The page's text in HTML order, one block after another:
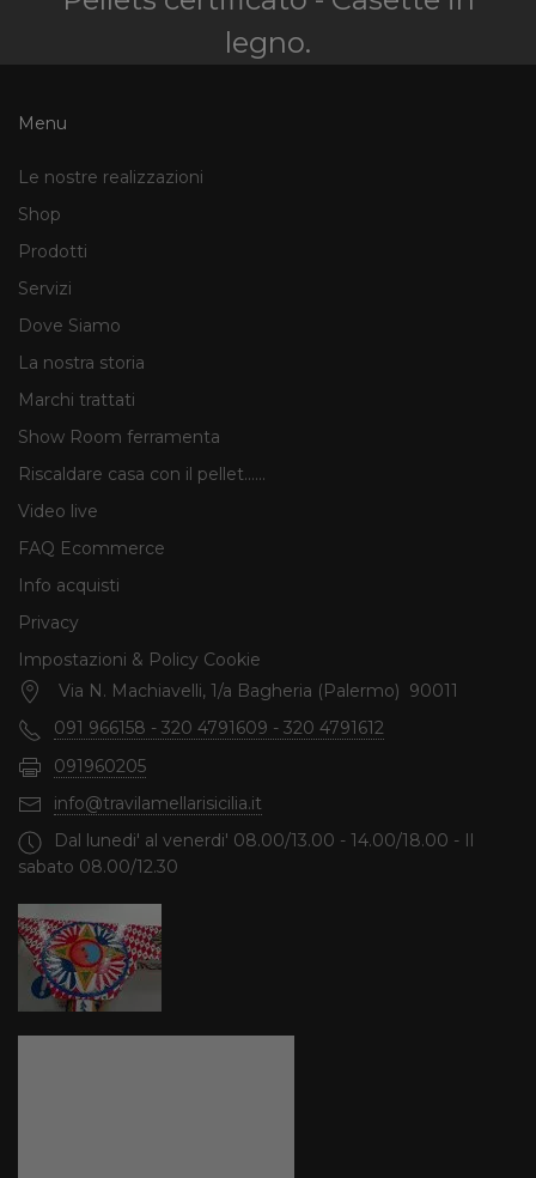
legno.
Menu
Le nostre realizzazioni
Shop
Prodotti
Servizi
Dove Siamo
La nostra storia
Marchi trattati
Show Room ferramenta
Riscaldare casa con il pellet......
Video live
FAQ Ecommerce
Info acquisti
Privacy
Impostazioni & Policy Cookie
Via N. Machiavelli, 1/a Bagheria (Palermo) 90011
091 966158 - 320 4791609 - 320 4791612
091960205
info@travilamellarisicilia.it
Dal lunedi' al venerdi' 08.00/13.00 - 14.00/18.00 - Il
sabato 08.00/12.30